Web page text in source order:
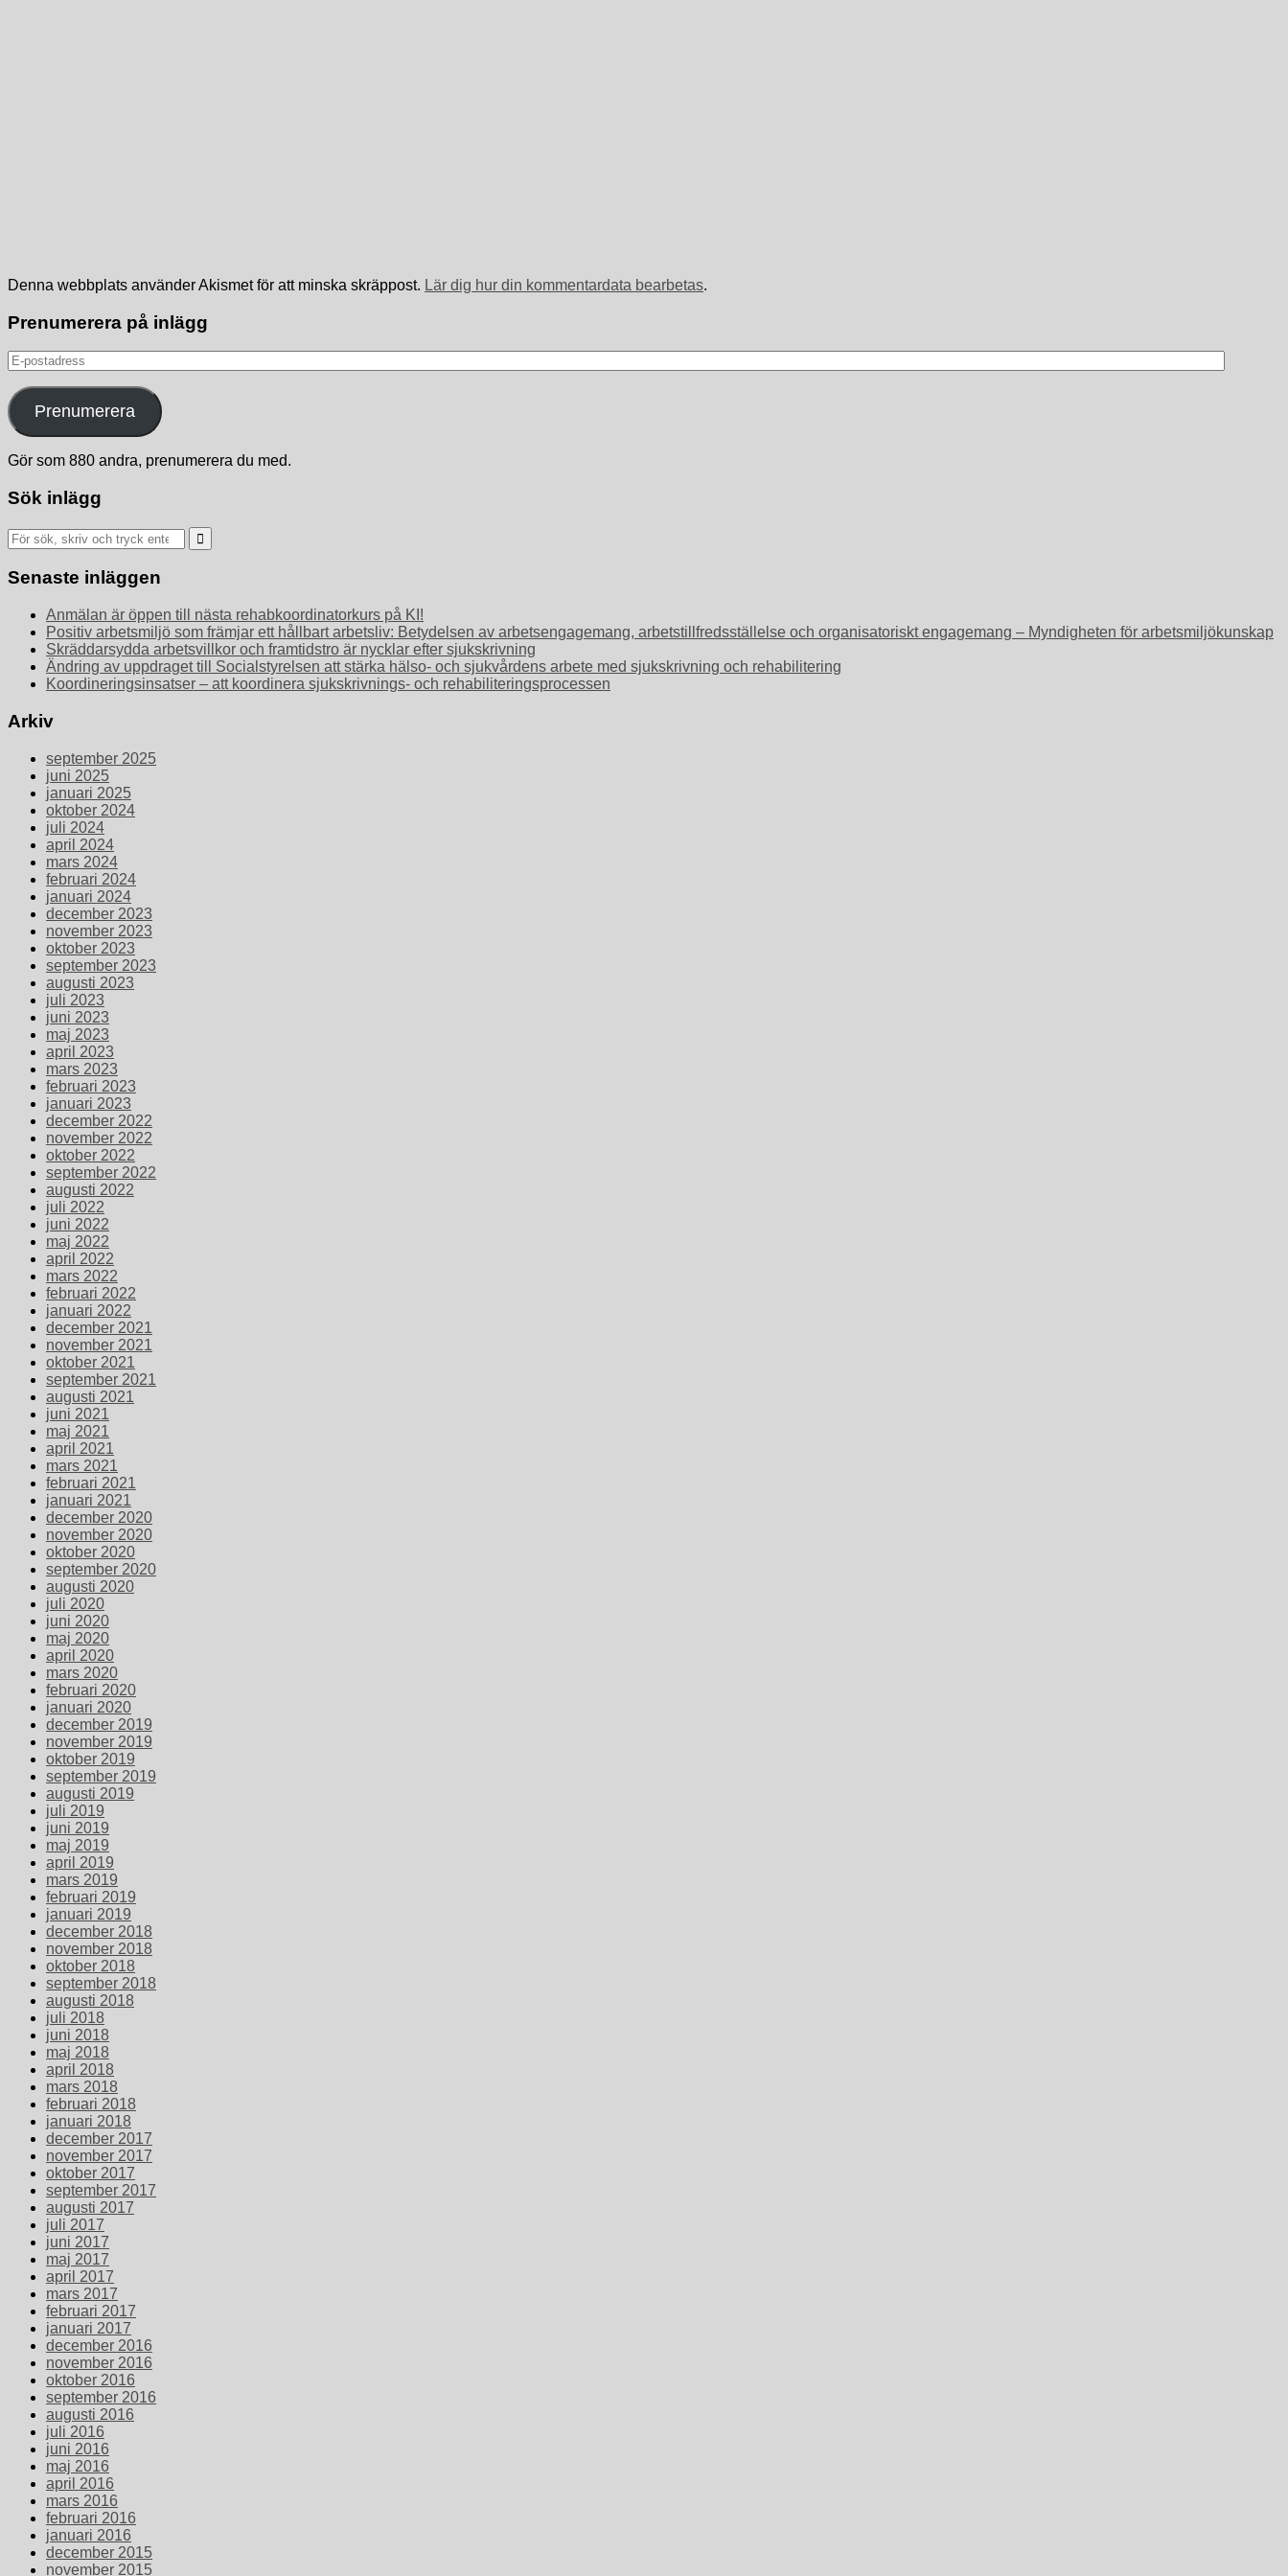
Denna webbplats använder Akismet för att minska skräppost. Lär dig hur din kommentardata bearbetas.
Prenumerera på inlägg
E-
postadress
Prenumerera
Gör som 880 andra, prenumerera du med.
Sök inlägg
Sök
efter:
Senaste inläggen
Anmälan är öppen till nästa rehabkoordinatorkurs på KI!
Positiv arbetsmiljö som främjar ett hållbart arbetsliv: Betydelsen av arbetsengagemang, arbetstillfredsställelse och organisatoriskt engagemang – Myndigheten för arbetsmiljökunskap
Skräddarsydda arbetsvillkor och framtidstro är nycklar efter sjukskrivning
Ändring av uppdraget till Socialstyrelsen att stärka hälso- och sjukvårdens arbete med sjukskrivning och rehabilitering
Koordineringsinsatser – att koordinera sjukskrivnings- och rehabiliteringsprocessen
Arkiv
september 2025
juni 2025
januari 2025
oktober 2024
juli 2024
april 2024
mars 2024
februari 2024
januari 2024
december 2023
november 2023
oktober 2023
september 2023
augusti 2023
juli 2023
juni 2023
maj 2023
april 2023
mars 2023
februari 2023
januari 2023
december 2022
november 2022
oktober 2022
september 2022
augusti 2022
juli 2022
juni 2022
maj 2022
april 2022
mars 2022
februari 2022
januari 2022
december 2021
november 2021
oktober 2021
september 2021
augusti 2021
juni 2021
maj 2021
april 2021
mars 2021
februari 2021
januari 2021
december 2020
november 2020
oktober 2020
september 2020
augusti 2020
juli 2020
juni 2020
maj 2020
april 2020
mars 2020
februari 2020
januari 2020
december 2019
november 2019
oktober 2019
september 2019
augusti 2019
juli 2019
juni 2019
maj 2019
april 2019
mars 2019
februari 2019
januari 2019
december 2018
november 2018
oktober 2018
september 2018
augusti 2018
juli 2018
juni 2018
maj 2018
april 2018
mars 2018
februari 2018
januari 2018
december 2017
november 2017
oktober 2017
september 2017
augusti 2017
juli 2017
juni 2017
maj 2017
april 2017
mars 2017
februari 2017
januari 2017
december 2016
november 2016
oktober 2016
september 2016
augusti 2016
juli 2016
juni 2016
maj 2016
april 2016
mars 2016
februari 2016
januari 2016
december 2015
november 2015